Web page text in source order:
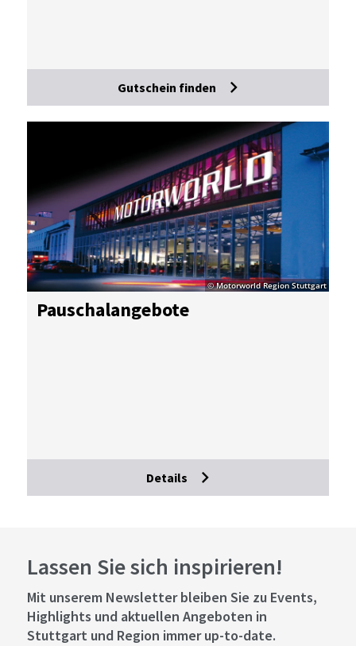
Gutschein finden
© Motorworld Region Stuttgart
Pau­schal­an­ge­bo­te
Details
Lassen Sie sich inspirieren!
Mit unserem Newsletter bleiben Sie zu Events,
Highlights und aktuellen Angeboten in
Stuttgart und Region immer up-to-date.